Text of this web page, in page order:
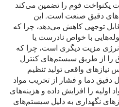
یکنواخت فوم را تضمین می‌کند
دقیق صنعت است. این
توجهی کاهش می‌دهد، چرا که
با خواص نادرست یا
مزیت دیگری است، چرا که
از طریق سیستم‌های کنترل
واقعی تولید تنظیم
دقیق دما و فشار از تخریب مواد
اولیه را افزایش داده و هزینه‌های
نگهداری به دلیل سیستم‌های